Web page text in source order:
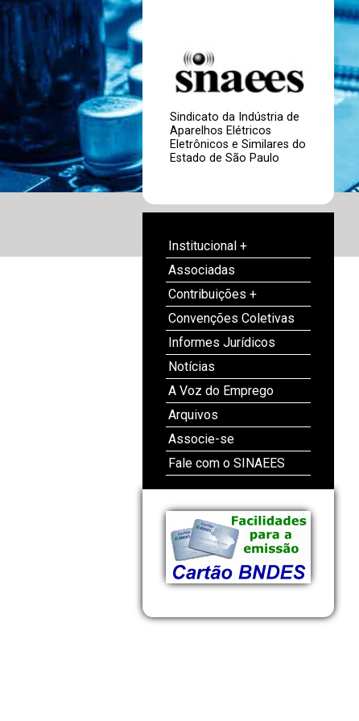
Sindicato da Indústria de
Aparelhos Elétricos
Eletrônicos e Similares do
Estado de São Paulo
Institucional +
Associadas
Contribuições +
Convenções Coletivas
Informes Jurídicos
Notícias
A Voz do Emprego
Arquivos
Associe-se
Fale com o SINAEES